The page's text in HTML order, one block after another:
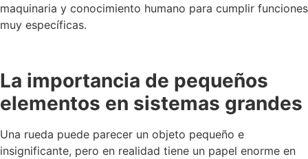
maquinaria y conocimiento humano para cumplir funciones
muy específicas.
La importancia de pequeños
elementos en sistemas grandes
Una rueda puede parecer un objeto pequeño e
insignificante, pero en realidad tiene un papel enorme en